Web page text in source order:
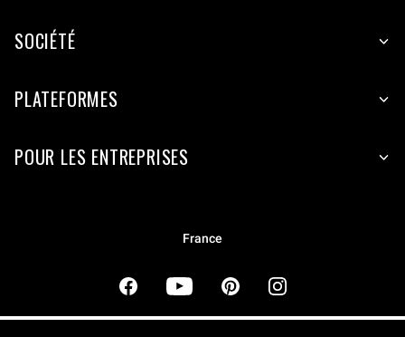
SOCIÉTÉ
PLATEFORMES
POUR LES ENTREPRISES
France